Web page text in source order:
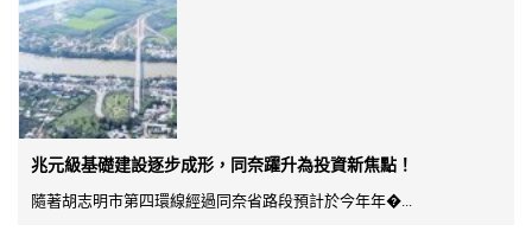
兆元級基礎建設逐步成形，同奈躍升為投資新焦點！
隨著胡志明市第四環線經過同奈省路段預計於今年年�...